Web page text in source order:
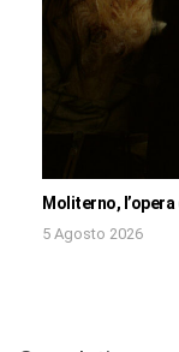
Moliterno,
5 Agosto 2026